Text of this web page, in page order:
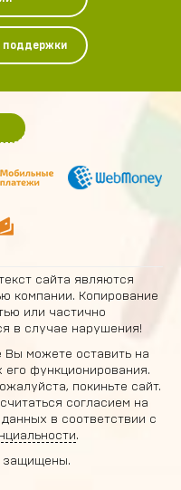
поддержки
сайта являются
компании. Копирование
или частично
в случае нарушения!
Вы можете оставить на
его функционирования.
покиньте сайт.
согласием на
в соответствии с
.
защищены.